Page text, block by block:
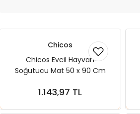
Chicos
Chicos Evcil Hayvan
Soğutucu Mat 50 x 90 Cm
1.143,97 TL
Sepete Ekle